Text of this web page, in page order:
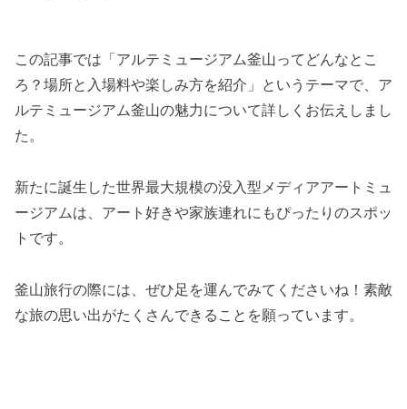
この記事では「アルテミュージアム釜山ってどんなとこ
ろ？場所と入場料や楽しみ方を紹介」というテーマで、ア
ルテミュージアム釜山の魅力について詳しくお伝えしまし
た。
新たに誕生した世界最大規模の没入型メディアアートミュ
ージアムは、アート好きや家族連れにもぴったりのスポッ
トです。
釜山旅行の際には、ぜひ足を運んでみてくださいね！素敵
な旅の思い出がたくさんできることを願っています。